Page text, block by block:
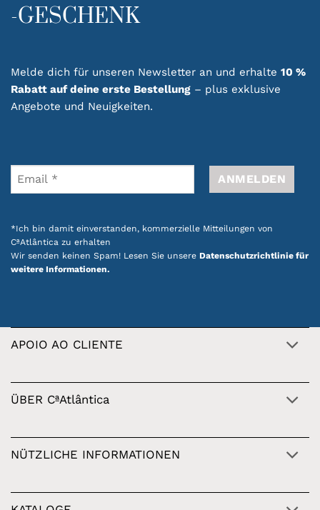
-GESCHENK
Melde dich für unseren Newsletter an und erhalte 10 %
Rabatt auf deine erste Bestellung – plus exklusive
Angebote und Neuigkeiten.
*Ich bin damit einverstanden, kommerzielle Mitteilungen von
CªAtlântica zu erhalten
Wir senden keinen Spam! Lesen Sie unsere Datenschutzrichtlinie für
weitere Informationen.
APOIO AO CLIENTE
ÜBER CªAtlântica
NÜTZLICHE INFORMATIONEN